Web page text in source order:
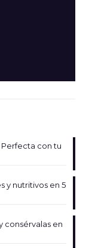
Perfecta con tu
y nutritivos en 5
consérvalas en